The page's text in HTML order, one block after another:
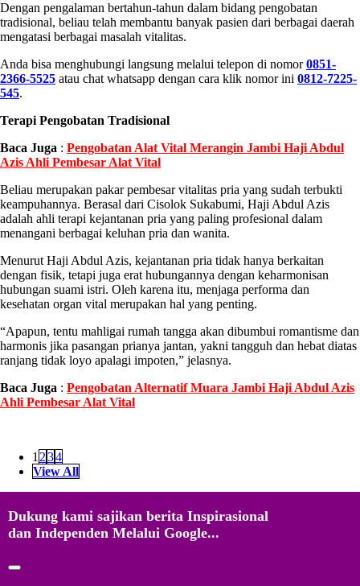
Dengan pengalaman bertahun-tahun dalam bidang pengobatan
tradisional, beliau telah membantu banyak pasien dari berbagai daerah
mengatasi berbagai masalah vitalitas.
Anda bisa menghubungi langsung melalui telepon di nomor0851-
2366-5525 atau chat whatsapp dengan cara klik nomor ini 0812-7225-
545.
Terapi Pengobatan Tradisional
Baca Juga : Pengobatan Alat Vital Merangin Jambi Haji Abdul
Azis Ahli Pembesar Alat Vital
Beliau merupakan pakar pembesar vitalitas pria yang sudah terbukti
keampuhannya. Berasal dari Cisolok Sukabumi, Haji Abdul Azis
adalah ahli terapi kejantanan pria yang paling profesional dalam
menangani berbagai keluhan pria dan wanita.
Menurut Haji Abdul Azis, kejantanan pria tidak hanya berkaitan
dengan fisik, tetapi juga erat hubungannya dengan keharmonisan
hubungan suami istri. Oleh karena itu, menjaga performa dan
kesehatan organ vital merupakan hal yang penting.
“Apapun, tentu mahligai rumah tangga akan dibumbui romantisme dan
harmonis jika pasangan prianya jantan, yakni tangguh dan hebat diatas
ranjang tidak loyo apalagi impoten,” jelasnya.
Baca Juga : Pengobatan Alternatif Muara Jambi Haji Abdul Azis
Ahli Pembesar Alat Vital
1 234
View All
Dukung kami sajikan berita Inspirasional
dan Independen Melalui Google...